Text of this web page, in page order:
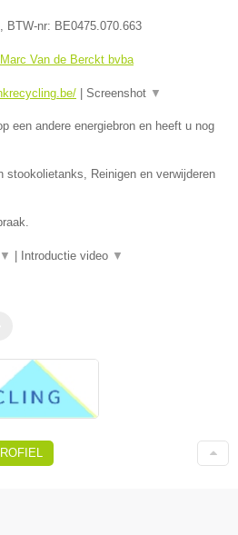
, BTW-nr: BE0475.070.663
Van de Berckt bvba
| Screenshot ▼
een andere energiebron en heeft u nog
stookolietanks, Reinigen en verwijderen
▼ | Introductie video ▼